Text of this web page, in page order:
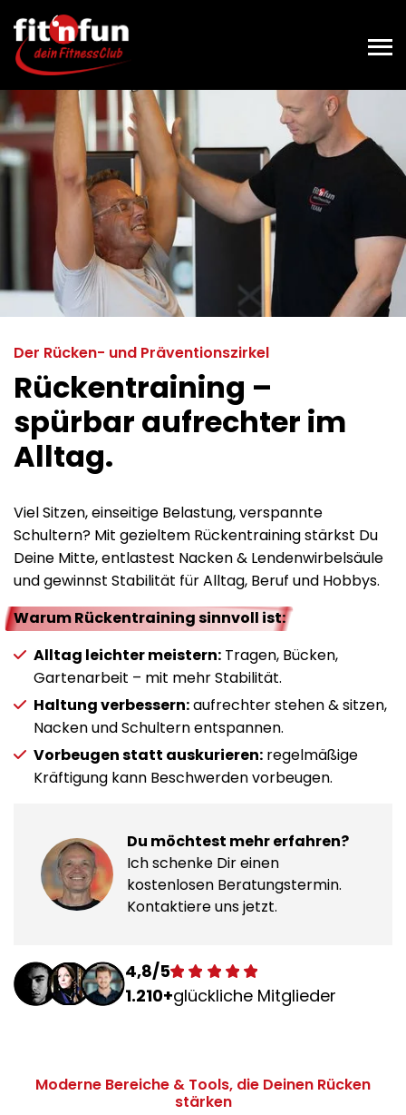
Rückentraining –
spürbar aufrechter im
Alltag.
Der Rücken- und Präventionszirkel
Viel Sitzen, einseitige Belastung, verspannte
Schultern? Mit gezieltem Rückentraining stärkst Du
Deine Mitte, entlastest Nacken & Lendenwirbelsäule
und gewinnst Stabilität für Alltag, Beruf und Hobbys.
Warum Rückentraining sinnvoll ist:
Alltag leichter meistern: Tragen, Bücken,
Gartenarbeit – mit mehr Stabilität.
Haltung verbessern:aufrechter stehen & sitzen,
Nacken und Schultern entspannen.
Vorbeugen statt auskurieren: regelmäßige
Kräftigung kann Beschwerden vorbeugen.
Du möchtest mehr erfahren?
Ich schenke Dir einen
kostenlosen Beratungstermin.
Kontaktiere uns jetzt.
4,8/5
1.210+glückliche Mitglieder
Moderne Bereiche & Tools, die Deinen Rücken
stärken